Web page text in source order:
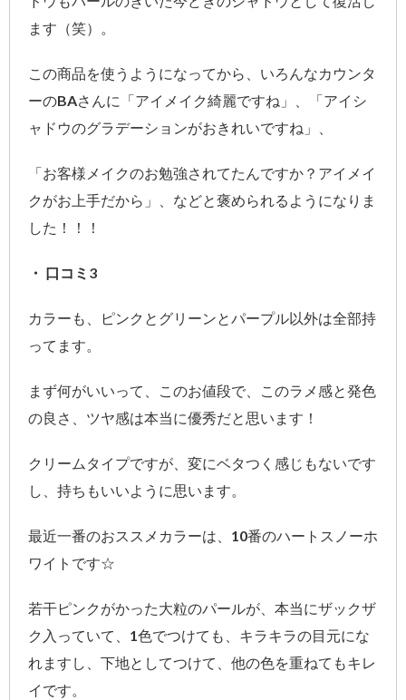
ます（笑）。
この商品を使うようになってから、いろんなカウンタ
ーのBAさんに「アイメイク綺麗ですね」、「アイシ
ャドウのグラデーションがおきれいですね」、
「お客様メイクのお勉強されてたんですか？アイメイ
クがお上手だから」、などと褒められるようになりま
した！！！
・ 口コミ3
カラーも、ピンクとグリーンとパープル以外は全部持
ってます。
まず何がいいって、このお値段で、このラメ感と発色
の良さ、ツヤ感は本当に優秀だと思います！
クリームタイプですが、変にベタつく感じもないです
し、持ちもいいように思います。
最近一番のおススメカラーは、10番のハートスノーホ
ワイトです☆
若干ピンクがかった大粒のパールが、本当にザックザ
ク入っていて、1色でつけても、キラキラの目元にな
れますし、下地としてつけて、他の色を重ねてもキレ
イです。